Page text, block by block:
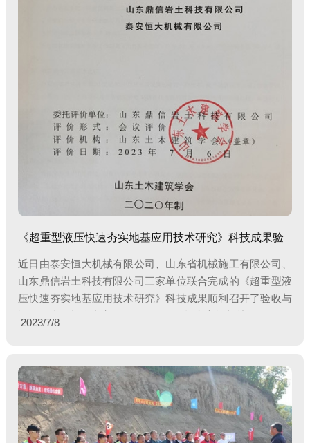
《超重型液压快速夯实地基应用技术研究》科技成果验
近日由泰安恒大机械有限公司、山东省机械施工有限公司、
山东鼎信岩土科技有限公司三家单位联合完成的《超重型液
压快速夯实地基应用技术研究》科技成果顺利召开了验收与
2023/7/8